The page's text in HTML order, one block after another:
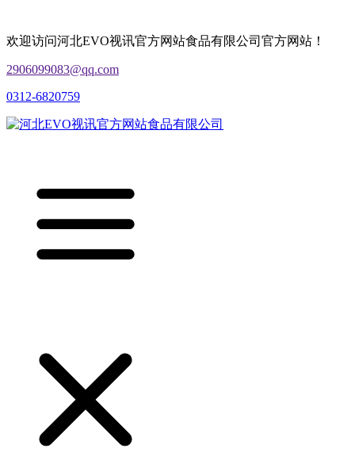
欢迎访问河北EVO视讯官方网站食品有限公司官方网站！
2906099083@qq.com
0312-6820759